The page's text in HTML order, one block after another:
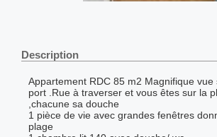
Description
Appartement RDC 85 m2 Magnifique
port .Rue à traverser et vous êtes sur la
,chacune sa douche
1 pièce de vie avec grandes fenêtres
plage